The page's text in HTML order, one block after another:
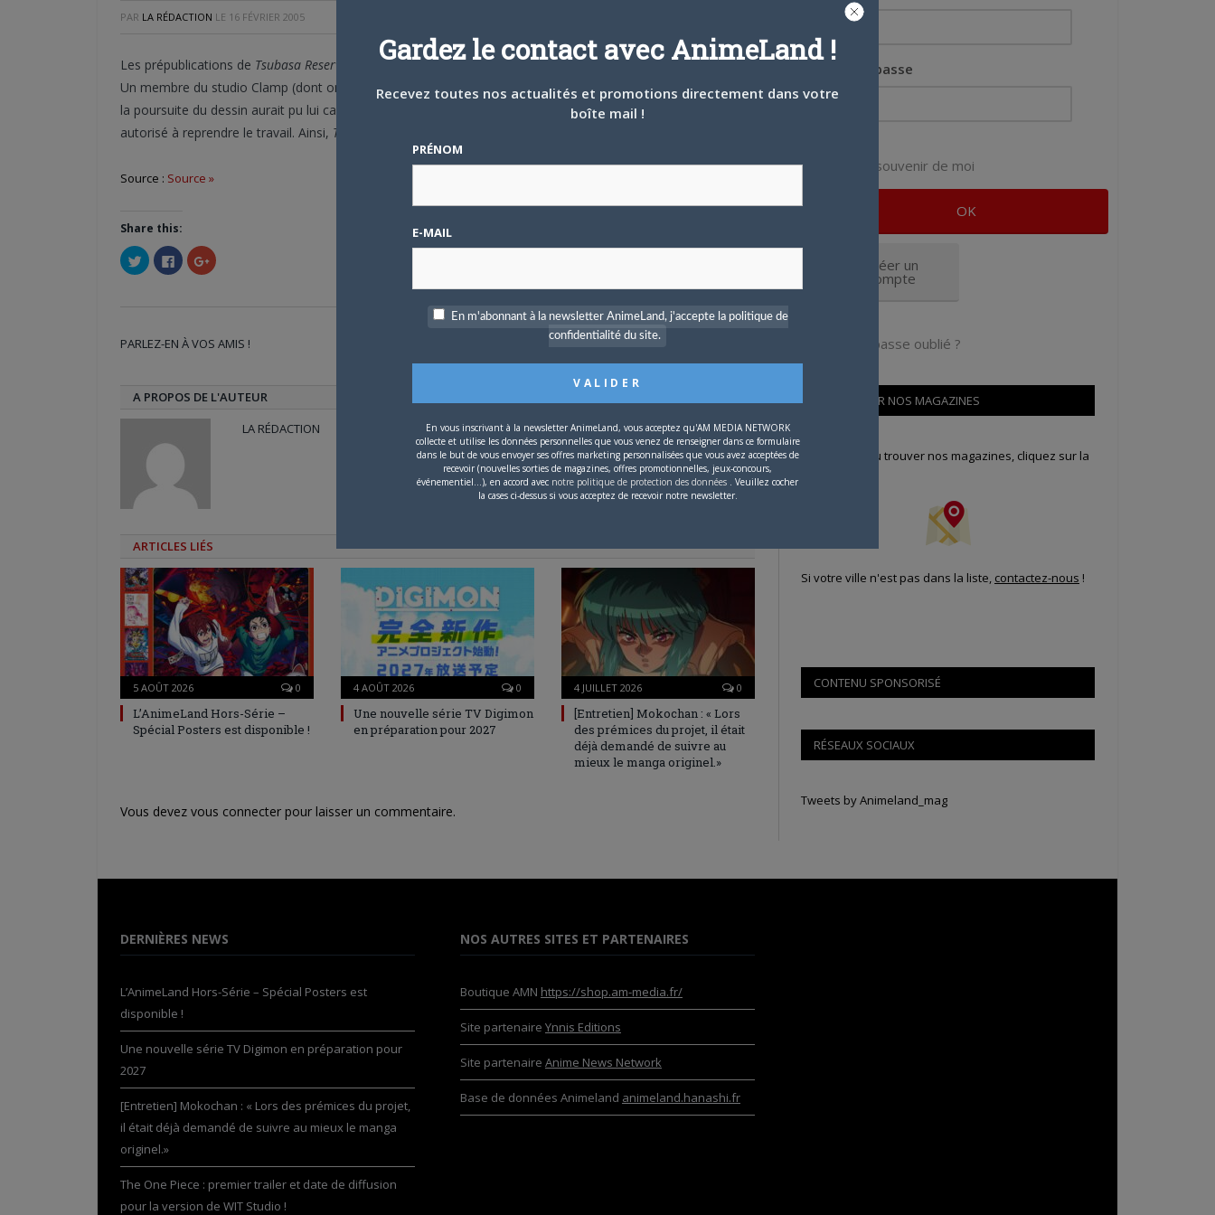
PAR LA RÉDACTION LE 16 FÉVRIER 2005
Les prépublications de Tsubasa Reservoir ChroniclesetXXXHolicde Clamp étaient mises en suspens depuis.
Un membre du studio Clamp (dont on ignore l’identité) souffrait en effet d’un sérieux problème à la main, et
la poursuite du dessin aurait pu lui causer des troubles aggravés. Après traitement, un avis médical l’a
autorisé à reprendre le travail. Ainsi, Tsubasa
Source : Source »
Share this:
Cliquez
pour
partager
fenêtre)
Cliquez
pour
partager
fenêtre)
Cliquez
pour
nouvelle
PARLEZ-EN À VOS AMIS ! Google+PinterestLinkedIn
A PROPOS DE L'AUTEUR
LA RÉDACTION
ARTICLES LIÉS
5 AOÛT 2026 0
L’AnimeLand Hors-Série –
Spécial Posters est disponible !
4 AOÛT 2026 0
Une nouvelle série TV Digimon
en préparation pour 2027
4 JUILLET 2026 0
[Entretien] Mokochan : « Lors
des prémices du projet, il était
déjà demandé de suivre au
mieux le manga originel.»
Vous devez vous connecter pour laisser un commentaire.
Mot de passe
Se souvenir de moi
Créer un
compte
Mot de passe oublié ?
OÙ TROUVER NOS MAGAZINES
Pour savoir où trouver nos magazines, cliquez sur la
Si votre ville n'est pas dans la liste, contactez-nous !
CONTENU SPONSORISÉ
RÉSEAUX SOCIAUX
Tweets by Animeland_mag
DERNIÈRES NEWS
L’AnimeLand Hors-Série – Spécial Posters est
disponible !
Une nouvelle série TV Digimon en préparation pour
2027
[Entretien] Mokochan : « Lors des prémices du projet,
il était déjà demandé de suivre au mieux le manga
originel.»
The One Piece : premier trailer et date de diffusion
pour la version de WIT Studio !
NOS AUTRES SITES ET PARTENAIRES
Boutique AMN https://shop.am-media.fr/
Site partenaire Ynnis Editions
Site partenaire Anime News Network
Base de données Animeland animeland.hanashi.fr
Gardez le contact avec AnimeLand !
Recevez toutes nos actualités et promotions directement dans votre
boîte mail !
PRÉNOM
E-MAIL
En m'abonnant à la newsletter AnimeLand, j'accepte la politique de
confidentialité du site.
En vous inscrivant à la newsletter AnimeLand, vous acceptez qu'AM MEDIA NETWORK
collecte et utilise les données personnelles que vous venez de renseigner dans ce formulaire
dans le but de vous envoyer ses offres marketing personnalisées que vous avez acceptées de
recevoir (nouvelles sorties de magazines, offres promotionnelles, jeux-concours,
événementiel...), en accord avec notre politique de protection des données . Veuillez cocher
la cases ci-dessus si vous acceptez de recevoir notre newsletter.